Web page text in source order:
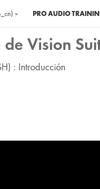
PRO AUDIO
Vision
: Introducción